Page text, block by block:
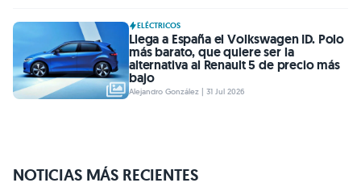
ELÉCTRICOS
Llega a España el Volkswagen ID. Polo
más barato, que quiere ser la
alternativa al Renault 5 de precio más
bajo
Alejandro González | 31 Jul 2026
NOTICIAS MÁS RECIENTES